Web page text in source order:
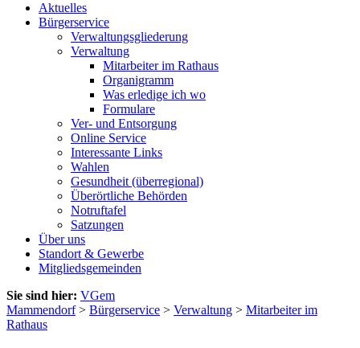
Aktuelles
Bürgerservice
Verwaltungsgliederung
Verwaltung
Mitarbeiter im Rathaus
Organigramm
Was erledige ich wo
Formulare
Ver- und Entsorgung
Online Service
Interessante Links
Wahlen
Gesundheit (überregional)
Überörtliche Behörden
Notruftafel
Satzungen
Über uns
Standort & Gewerbe
Mitgliedsgemeinden
Sie sind hier: VGem
Mammendorf> Bürgerservice > Verwaltung > Mitarbeiter im
Rathaus